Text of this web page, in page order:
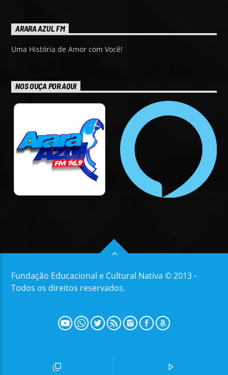
ARARA AZUL FM
Uma História de Amor com Você!
NOS OUÇA POR AQUI
Fundação Educacional e Cultural Nativa © 2013 -
Todos os direitos reservados.